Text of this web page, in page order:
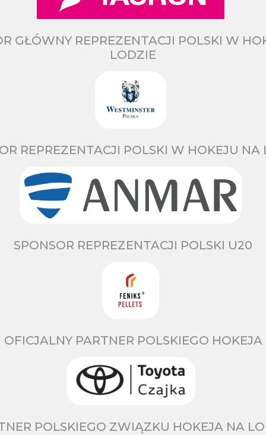
GŁÓWNY REPREZENTACJI POLSKI W
LODZIE
REPREZENTACJI POLSKI W HOKEJU NA
SPONSOR REPREZENTACJI POLSKI U20
OFICJALNY PARTNER POLSKIEGO HOKEJA
POLSKIEGO ZWIĄZKU HOKEJA NA